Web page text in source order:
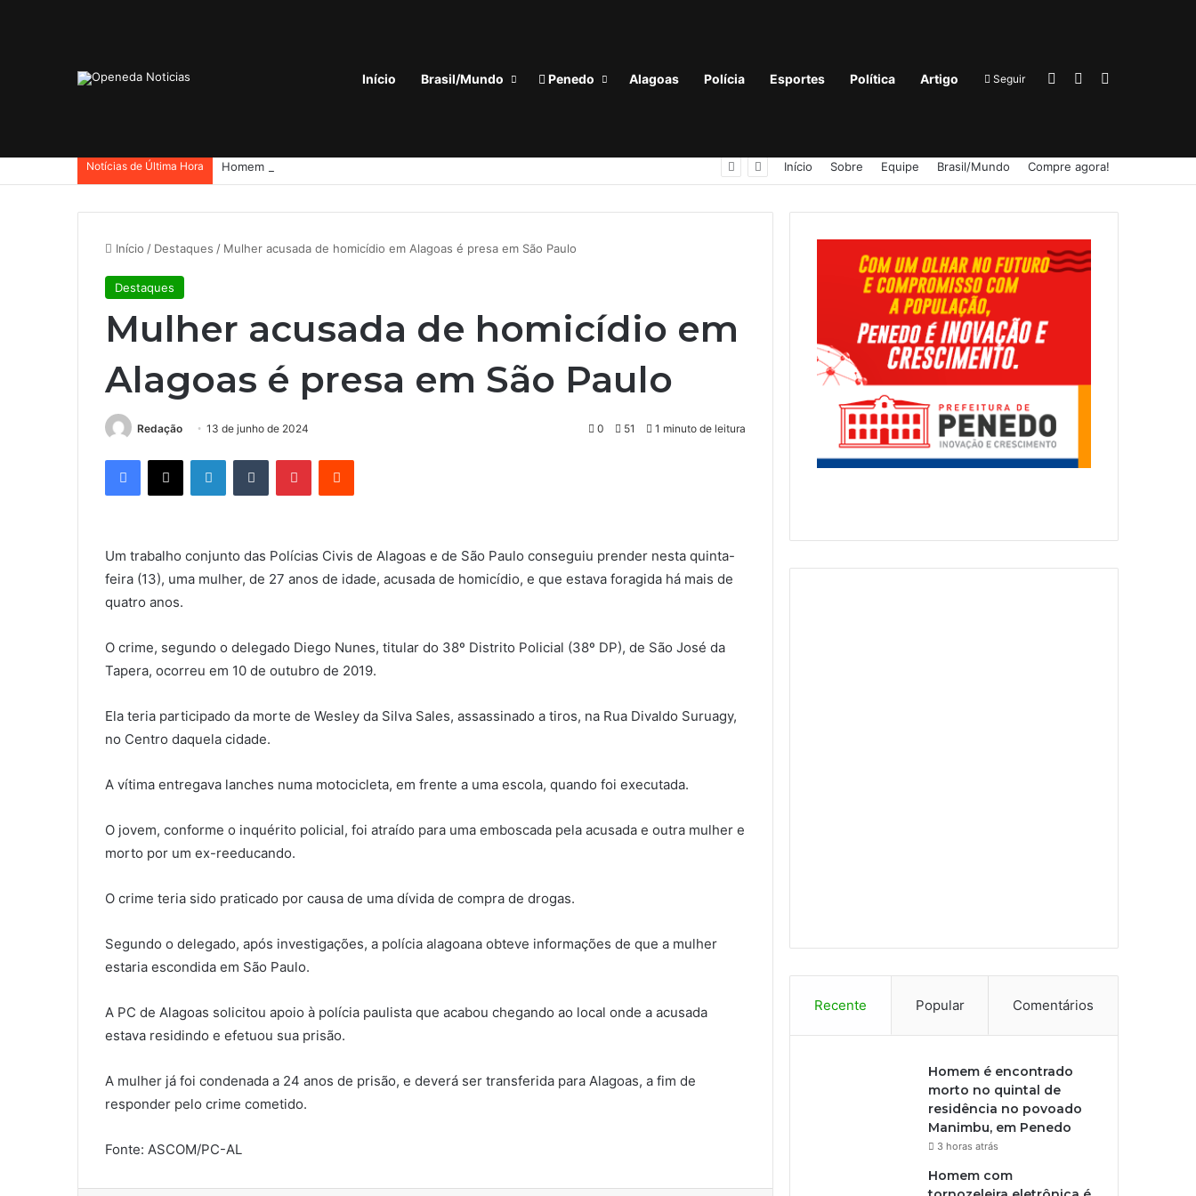
Início Brasil/Mundo Penedo Alagoas Polícia Esportes Política Artigo Seguir Entrar Barra Lateral
Notícias de Última Hora Início Sobre Equipe Brasil/Mundo Compre agora!
Início / Destaques / Mulher acusada de homicídio em Alagoas é presa em São Paulo
Destaques
Mulher acusada de homicídio em
Alagoas é presa em São Paulo
Redação 13 de junho de 2024 0 51 1 minuto de leitura
Facebook
X LinkedinTumblr PinterestReddit
Um trabalho conjunto das Polícias Civis de Alagoas e de São Paulo conseguiu prender nesta quinta-
feira (13), uma mulher, de 27 anos de idade, acusada de homicídio, e que estava foragida há mais de
quatro anos.
O crime, segundo o delegado Diego Nunes, titular do 38º Distrito Policial (38º DP), de São José da
Tapera, ocorreu em 10 de outubro de 2019.
Ela teria participado da morte de Wesley da Silva Sales, assassinado a tiros, na Rua Divaldo Suruagy,
no Centro daquela cidade.
A vítima entregava lanches numa motocicleta, em frente a uma escola, quando foi executada.
O jovem, conforme o inquérito policial, foi atraído para uma emboscada pela acusada e outra mulher e
morto por um ex-reeducando.
O crime teria sido praticado por causa de uma dívida de compra de drogas.
Segundo o delegado, após investigações, a polícia alagoana obteve informações de que a mulher
estaria escondida em São Paulo.
A PC de Alagoas solicitou apoio à polícia paulista que acabou chegando ao local onde a acusada
estava residindo e efetuou sua prisão.
A mulher já foi condenada a 24 anos de prisão, e deverá ser transferida para Alagoas, a fim de
responder pelo crime cometido.
Fonte: ASCOM/PC-AL
Recente Popular Comentários
Homem é encontrado
morto no quintal de
residência no povoado
Manimbu, em Penedo
3 horas atrás
Homem com